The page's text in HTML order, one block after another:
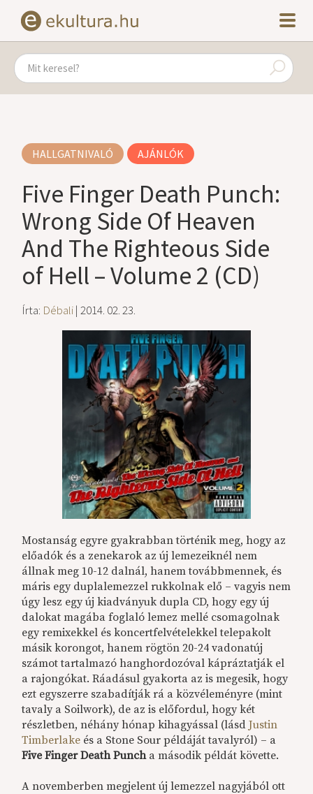
HALLGATNIVALÓ AJÁNLÓK
Five Finger Death Punch:
Wrong Side Of Heaven
And The Righteous Side
of Hell – Volume 2 (CD)
Írta: Débali| 2014. 02. 23.
Mostanság egyre gyakrabban történik meg, hogy az
előadók és a zenekarok az új lemezeiknél nem
állnak meg 10-12 dalnál, hanem továbbmennek, és
máris egy duplalemezzel rukkolnak elő – vagyis nem
úgy lesz egy új kiadványuk dupla CD, hogy egy új
dalokat magába foglaló lemez mellé csomagolnak
egy remixekkel és koncertfelvételekkel telepakolt
másik korongot, hanem rögtön 20-24 vadonatúj
számot tartalmazó hanghordozóval kápráztatják el
a rajongókat. Ráadásul gyakorta az is megesik, hogy
ezt egyszerre szabadítják rá a közvéleményre (mint
tavaly a Soilwork), de az is előfordul, hogy két
részletben, néhány hónap kihagyással (lásdJustin
Timberlake és a Stone Sour példáját tavalyról) – a
Five Finger Death Punch a második példát követte.
A novemberben megjelent új lemezzel nagyjából ott